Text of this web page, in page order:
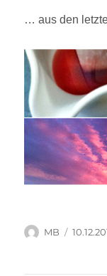
… aus den
Autor
MB